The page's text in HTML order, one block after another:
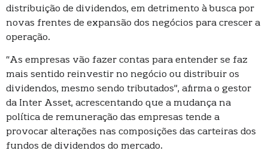
distribuição de dividendos, em detrimento à busca por
novas frentes de expansão dos negócios para crescer a
operação.
“As empresas vão fazer contas para entender se faz
mais sentido reinvestir no negócio ou distribuir os
dividendos, mesmo sendo tributados”, afirma o gestor
da Inter Asset, acrescentando que a mudança na
política de remuneração das empresas tende a
provocar alterações nas composições das carteiras dos
fundos de dividendos do mercado.